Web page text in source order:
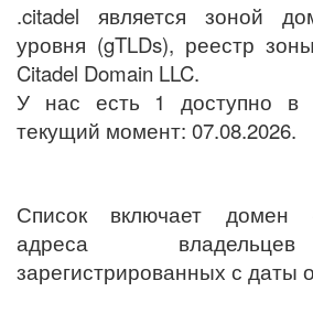
.citadel является зоной
уровня (gTLDs), реестр
Citadel Domain LLC.
У нас есть 1 доступно в
текущий момент: 07.08.2026.
Список включает домен
адреса
зарегистрированных с даты